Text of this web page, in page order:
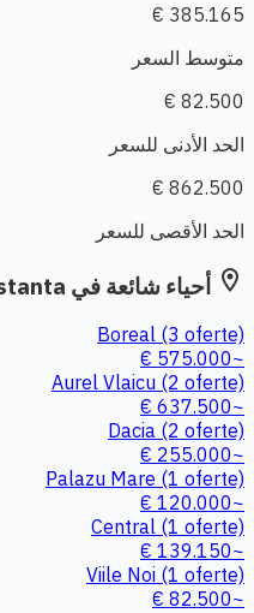
385.165 €
متوسط السعر
82.500 €
الحد الأدنى للسعر
862.500 €
الحد الأقصى للسعر
location_on أحياء شائعة في Constanta
Boreal (3 oferte)
~575.000 €
Aurel Vlaicu (2 oferte)
~637.500 €
Dacia (2 oferte)
~255.000 €
Palazu Mare (1 oferte)
~120.000 €
Central (1 oferte)
~139.150 €
Viile Noi (1 oferte)
~82.500 €